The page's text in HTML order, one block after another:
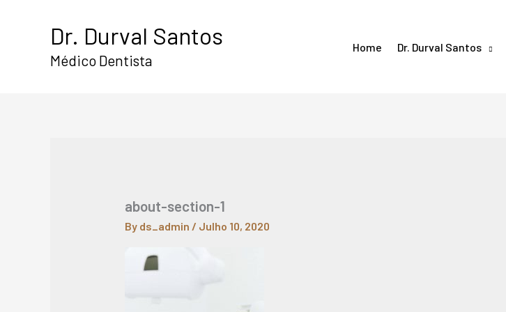
Dr. Durval Santos
Médico Dentista
Home Dr. Durval Santos
about-section-1
By ds_admin / Julho 10, 2020